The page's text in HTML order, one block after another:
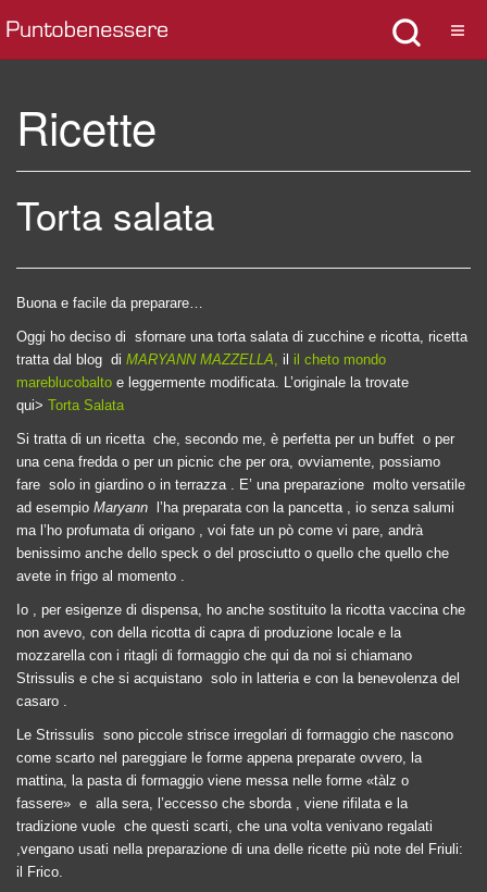
Ricette
Torta salata
Buona e facile da preparare…
Oggi ho deciso di sfornare una torta salata di zucchine e ricotta, ricetta
tratta dal blog di MARYANN MAZZELLA, il il cheto mondo
mareblucobalto e leggermente modificata. L’originale la trovate
qui> Torta Salata
Si tratta di un ricetta che, secondo me, è perfetta per un buffet o per
una cena fredda o per un picnic che per ora, ovviamente, possiamo
fare solo in giardino o in terrazza . E’ una preparazione molto versatile
ad esempio Maryann
l’ha preparata con la pancetta , io senza salumi
ma l’ho profumata di origano , voi fate un pò come vi pare, andrà
benissimo anche dello speck o del prosciutto o quello che quello che
avete in frigo al momento .
Io , per esigenze di dispensa, ho anche sostituito la ricotta vaccina che
non avevo, con della ricotta di capra di produzione locale e la
mozzarella con i ritagli di formaggio che qui da noi si chiamano
Strissulis e che si acquistano solo in latteria e con la benevolenza del
casaro .
Le Strissulis sono piccole strisce irregolari di formaggio che nascono
come scarto nel pareggiare le forme appena preparate ovvero, la
mattina, la pasta di formaggio viene messa nelle forme «tàlz o
fassere» e alla sera, l’eccesso che sborda , viene rifilata e la
tradizione vuole che questi scarti, che una volta venivano regalati
,vengano usati nella preparazione di una delle ricette più note del Friuli:
il Frico.